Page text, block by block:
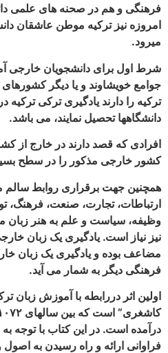
صحنه های علمی دائما پیشرو و
موطن عاشقان دانش از چهار
خارجی آمده از جمهوری
و یا دیگر کشورهای خارجی که
ترکی ترکیه در سطحی که
نمایند، می باشد.
در خارج از کشور تحصیل
را در سطح بسیار عالی یاد
روابط سالم ملی و اجتماعی
صنعت، فرهنگ، توریسم،
علم به هنر زبان مادری به یک زبان
یک زبان خارجی به معنای
یک زبان خارجی نیز آشنایی با
شمار می آید.
با آموزش زبان ترکی “دیوان
کاشغری” است که
این کتاب با توجه به روش مورد اجرا
و راه رسیدن به اصول و قواعد